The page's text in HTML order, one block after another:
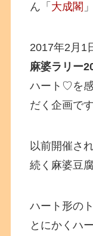
ん「 大成閣
2017年2月1
麻婆ラリー
ハート♡を
だく企画です
以前開催さ
続く麻婆豆
ハート形の
とにかくハ